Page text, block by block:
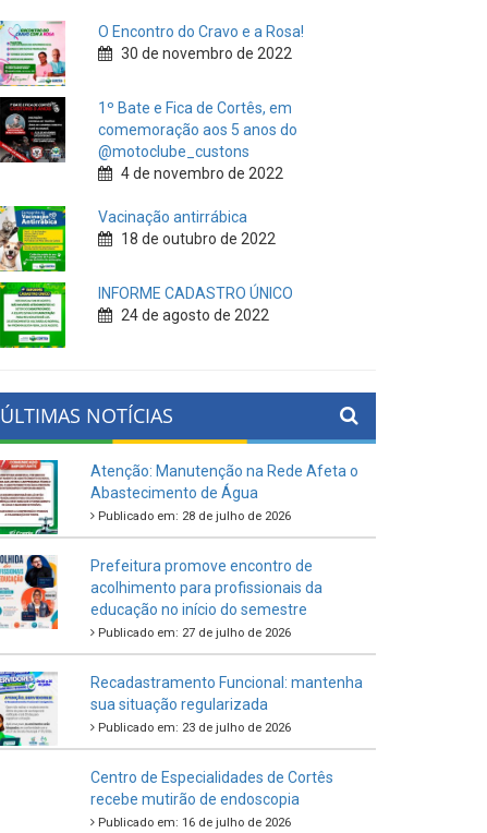
O Encontro do Cravo e a Rosa!
30 de novembro de 2022
1º Bate e Fica de Cortês, em
comemoração aos 5 anos do
@motoclube_custons
4 de novembro de 2022
Vacinação antirrábica
18 de outubro de 2022
INFORME CADASTRO ÚNICO
24 de agosto de 2022
ÚLTIMAS NOTÍCIAS
Atenção: Manutenção na Rede Afeta o
Abastecimento de Água
Publicado em: 28 de julho de 2026
Prefeitura promove encontro de
acolhimento para profissionais da
educação no início do semestre
Publicado em: 27 de julho de 2026
Recadastramento Funcional: mantenha
sua situação regularizada
Publicado em: 23 de julho de 2026
Centro de Especialidades de Cortês
recebe mutirão de endoscopia
Publicado em: 16 de julho de 2026